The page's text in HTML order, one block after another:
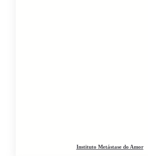
Instituto Metástase do Amor